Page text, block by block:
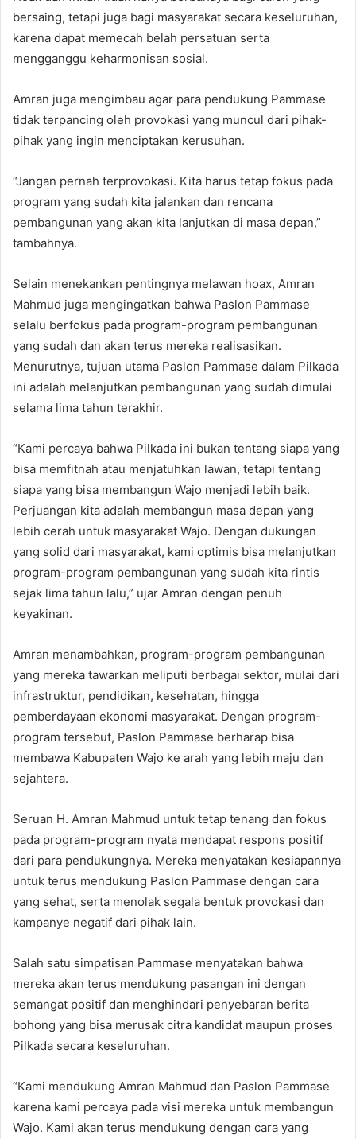
bersaing, tetapi juga bagi masyarakat secara keseluruhan,
karena dapat memecah belah persatuan serta
mengganggu keharmonisan sosial.
Amran juga mengimbau agar para pendukung Pammase
tidak terpancing oleh provokasi yang muncul dari pihak-
pihak yang ingin menciptakan kerusuhan.
“Jangan pernah terprovokasi. Kita harus tetap fokus pada
program yang sudah kita jalankan dan rencana
pembangunan yang akan kita lanjutkan di masa depan,”
tambahnya.
Selain menekankan pentingnya melawan hoax, Amran
Mahmud juga mengingatkan bahwa Paslon Pammase
selalu berfokus pada program-program pembangunan
yang sudah dan akan terus mereka realisasikan.
Menurutnya, tujuan utama Paslon Pammase dalam Pilkada
ini adalah melanjutkan pembangunan yang sudah dimulai
selama lima tahun terakhir.
“Kami percaya bahwa Pilkada ini bukan tentang siapa yang
bisa memfitnah atau menjatuhkan lawan, tetapi tentang
siapa yang bisa membangun Wajo menjadi lebih baik.
Perjuangan kita adalah membangun masa depan yang
lebih cerah untuk masyarakat Wajo. Dengan dukungan
yang solid dari masyarakat, kami optimis bisa melanjutkan
program-program pembangunan yang sudah kita rintis
sejak lima tahun lalu,” ujar Amran dengan penuh
keyakinan.
Amran menambahkan, program-program pembangunan
yang mereka tawarkan meliputi berbagai sektor, mulai dari
infrastruktur, pendidikan, kesehatan, hingga
pemberdayaan ekonomi masyarakat. Dengan program-
program tersebut, Paslon Pammase berharap bisa
membawa Kabupaten Wajo ke arah yang lebih maju dan
sejahtera.
Seruan H. Amran Mahmud untuk tetap tenang dan fokus
pada program-program nyata mendapat respons positif
dari para pendukungnya. Mereka menyatakan kesiapannya
untuk terus mendukung Paslon Pammase dengan cara
yang sehat, serta menolak segala bentuk provokasi dan
kampanye negatif dari pihak lain.
Salah satu simpatisan Pammase menyatakan bahwa
mereka akan terus mendukung pasangan ini dengan
semangat positif dan menghindari penyebaran berita
bohong yang bisa merusak citra kandidat maupun proses
Pilkada secara keseluruhan.
“Kami mendukung Amran Mahmud dan Paslon Pammase
karena kami percaya pada visi mereka untuk membangun
Wajo. Kami akan terus mendukung dengan cara yang